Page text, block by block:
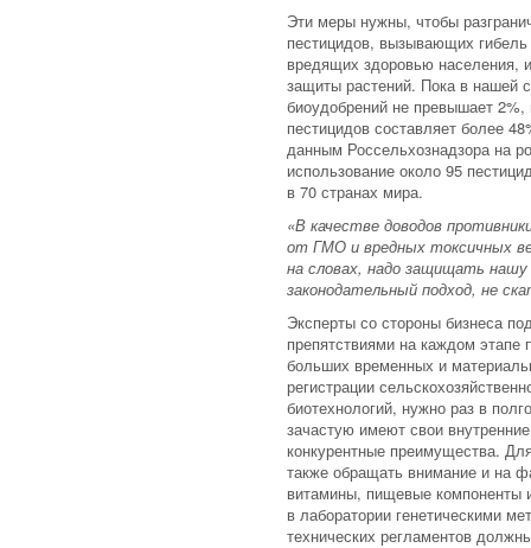
Эти меры нужны, чтобы
пестицидов, вызывающих
вредящих здоровью населения,
защиты растений. Пока в нашей
биоудобрений не превышает
пестицидов составляет более
данным Россельхознадзора на
использование около 95
в 70 странах мира.
«В качестве доводов
от ГМО и вредных токсичных
на словах, надо защищать
законодательный подход, не
Эксперты со стороны бизнеса
препятствиями на каждом этапе
больших временных и
регистрации
биотехнологий, нужно раз в
зачастую имеют свои
конкурентные преимущества.
также обращать внимание и на
витамины, пищевые компоненты
в лаборатории генетическими
технических регламентов